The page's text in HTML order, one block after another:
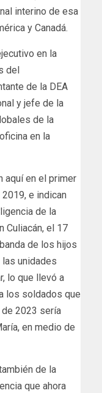
interino de esa
y Canadá.
en la
del
de la DEA
y jefe de la
de la
en la
aquí en el primer
e indican
de la
Culiacán, el 17
de los hijos
las unidades
lo que llevó a
los soldados que
de 2023 sería
en medio de
de la
que ahora